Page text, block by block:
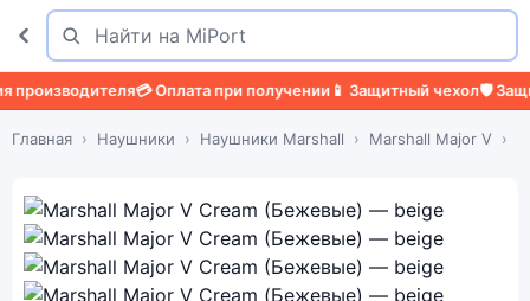
Поиск
Найти
💳 Оплата при получении📱 Защитный чехол🛡️ Защитное
Главная Наушники Наушники Marshall Marshall Major V